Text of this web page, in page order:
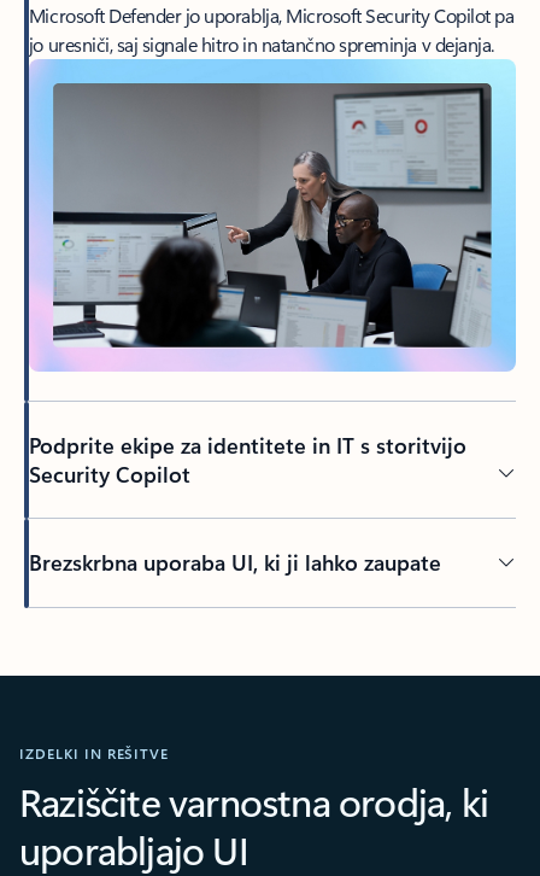
Microsoft Defender jo uporablja, Microsoft Security Copilot pa
jo uresniči, saj signale hitro in natančno spreminja v dejanja.
Podprite ekipe za identitete in IT s storitvijo
Security Copilot
Brezskrbna uporaba UI, ki ji lahko zaupate
IZDELKI IN REŠITVE
Raziščite varnostna orodja, ki
uporabljajo UI